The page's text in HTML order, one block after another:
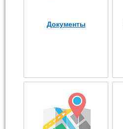
Документы